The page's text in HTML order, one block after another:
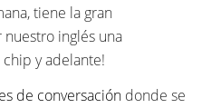
tiene la gran
inglés una
y adelante!
de conversación donde se